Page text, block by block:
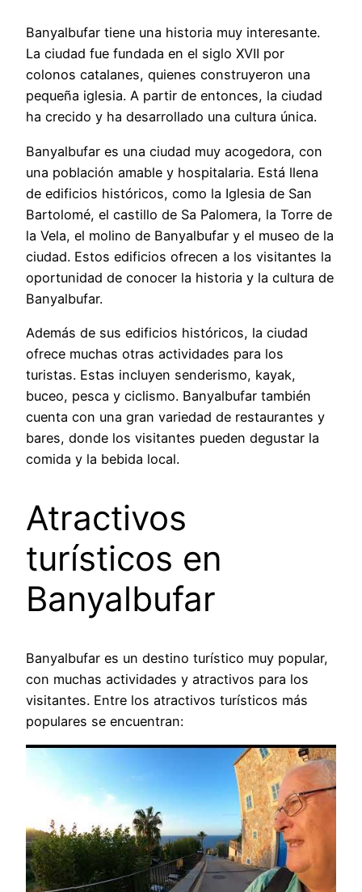
Banyalbufar tiene una historia muy interesante.
La ciudad fue fundada en el siglo XVII por
colonos catalanes, quienes construyeron una
pequeña iglesia. A partir de entonces, la ciudad
ha crecido y ha desarrollado una cultura única.
Banyalbufar es una ciudad muy acogedora, con
una población amable y hospitalaria. Está llena
de edificios históricos, como la Iglesia de San
Bartolomé, el castillo de Sa Palomera, la Torre de
la Vela, el molino de Banyalbufar y el museo de la
ciudad. Estos edificios ofrecen a los visitantes la
oportunidad de conocer la historia y la cultura de
Banyalbufar.
Además de sus edificios históricos, la ciudad
ofrece muchas otras actividades para los
turistas. Estas incluyen senderismo, kayak,
buceo, pesca y ciclismo. Banyalbufar también
cuenta con una gran variedad de restaurantes y
bares, donde los visitantes pueden degustar la
comida y la bebida local.
Atractivos
turísticos en
Banyalbufar
Banyalbufar es un destino turístico muy popular,
con muchas actividades y atractivos para los
visitantes. Entre los atractivos turísticos más
populares se encuentran: